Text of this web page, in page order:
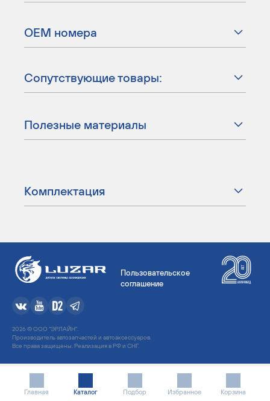
Главная Каталог Подбор Избранное Корзина
ОЕМ номера
Сопутствующие товары:
Полезные материалы
Комплектация
Пользовательское
соглашение
2026 © ООО "ЭРЛАЙН".
Производитель автозапчастей и автоаксессуаров.
Все права защищены. Реализация в РФ и СНГ.